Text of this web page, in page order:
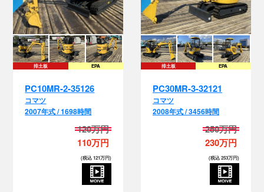
排土板 EPA
PC10MR-2-35126
コマツ
2007年式 / 1698時間
120万円
110万円
(税込 121万円)
排土板 EPA
PC30MR-3-32121
コマツ
2008年式 / 3456時間
250万円
230万円
(税込 253万円)